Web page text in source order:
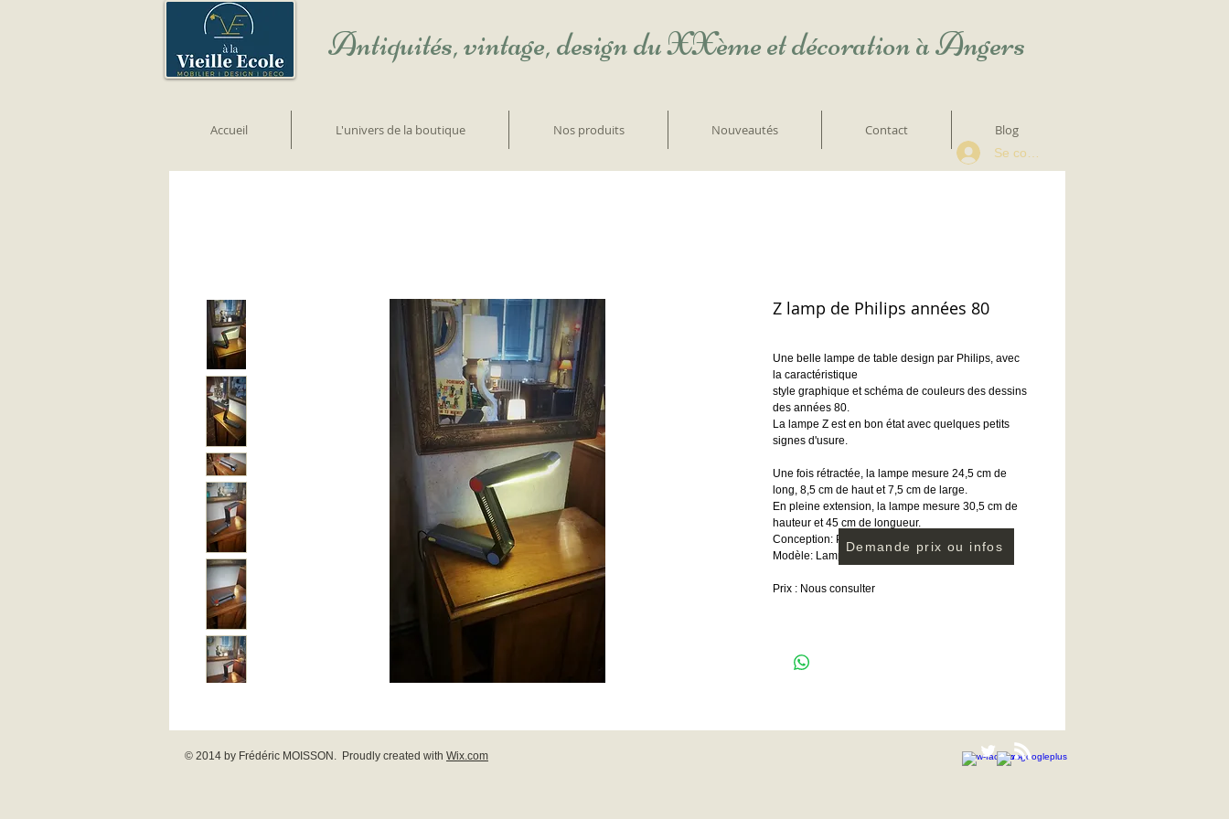
Antiquités, vintage, design du XXème et décoration à Angers
Se connecter
Accueil L'univers de la boutique Nos produits Nouveautés Contact Blog
Z lamp de Philips années 80
Une belle lampe de table design par Philips, avec
la caractéristique
style graphique et schéma de couleurs des dessins
des années 80.
La lampe Z est en bon état avec quelques petits
signes d'usure.
Une fois rétractée, la lampe mesure 24,5 cm de
long, 8,5 cm de haut et 7,5 cm de large.
En pleine extension, la lampe mesure 30,5 cm de
hauteur et 45 cm de longueur.
Conception: Philips
Modèle: Lampe Z, FGG 200
Prix : Nous consulter
Demande prix ou infos
© 2014 by Frédéric MOISSON. Proudly created with Wix.com